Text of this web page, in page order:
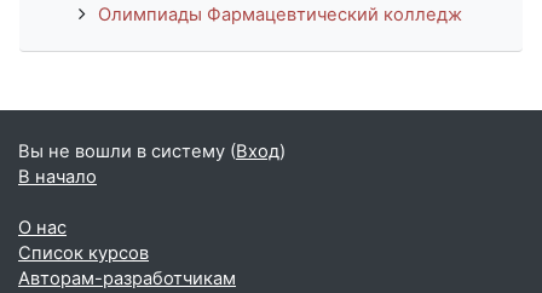
Олимпиады Фармацевтический колледж
Вы не вошли в систему (Вход)
В начало
О нас
Список курсов
Авторам-разработчикам